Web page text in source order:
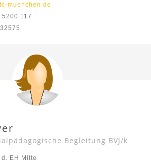
muenchen.de
117
Begleitung BVJ/k
EH Mitte